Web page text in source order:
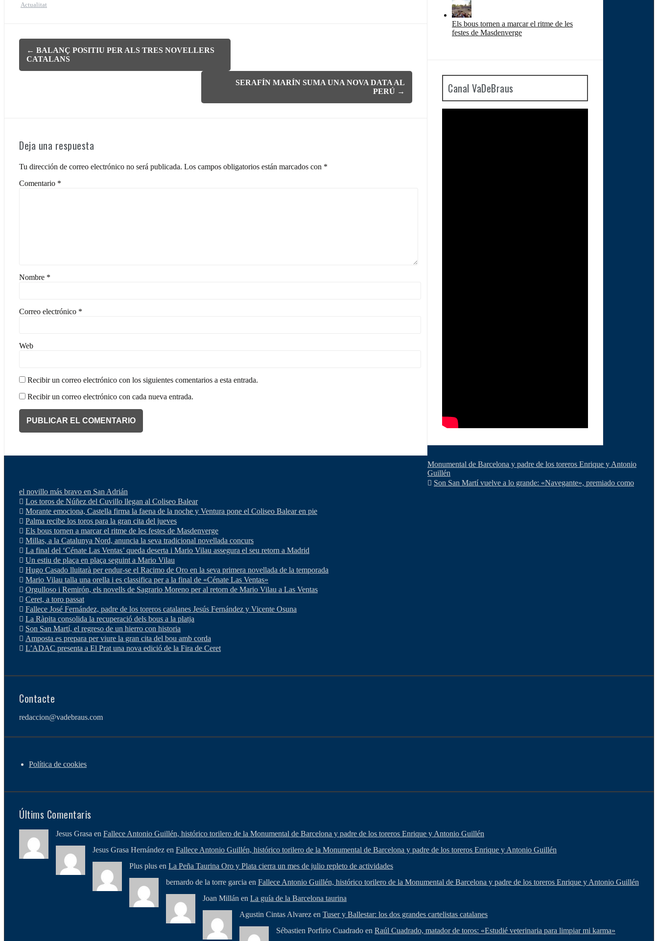
Actualitat
Navegación
de
← BALANÇ POSITIU PER ALS TRES NOVELLERS
CATALANS
SERAFÍN MARÍN SUMA UNA NOVA DATA AL
PERÚ →
Deja una respuesta
Tu dirección de correo electrónico no será publicada. Los campos obligatorios están marcados con *
Comentario *
Nombre *
Correo electrónico *
Web
Recibir un correo electrónico con los siguientes comentarios a esta entrada.
Recibir un correo electrónico con cada nueva entrada.
Els bous tornen a marcar el ritme de les
festes de Masdenverge
Canal VaDeBraus
Monumental de Barcelona y padre de los toreros Enrique y Antonio
Guillén
Son San Martí vuelve a lo grande: «Navegante», premiado como
el novillo más bravo en San Adrián
Los toros de Núñez del Cuvillo llegan al Coliseo Balear
Morante emociona, Castella firma la faena de la noche y Ventura pone el Coliseo Balear en pie
Palma recibe los toros para la gran cita del jueves
Els bous tornen a marcar el ritme de les festes de Masdenverge
Millas, a la Catalunya Nord, anuncia la seva tradicional novellada concurs
La final del ‘Cénate Las Ventas’ queda deserta i Mario Vilau assegura el seu retorn a Madrid
Un estiu de plaça en plaça seguint a Mario Vilau
Hugo Casado lluitarà per endur-se el Racimo de Oro en la seva primera novellada de la temporada
Mario Vilau talla una orella i es classifica per a la final de «Cénate Las Ventas»
Orgulloso i Remirón, els novells de Sagrario Moreno per al retorn de Mario Vilau a Las Ventas
Ceret, a toro passat
Fallece José Fernández, padre de los toreros catalanes Jesús Fernández y Vicente Osuna
La Ràpita consolida la recuperació dels bous a la platja
Son San Martí, el regreso de un hierro con historia
Amposta es prepara per viure la gran cita del bou amb corda
L’ADAC presenta a El Prat una nova edició de la Fira de Ceret
Contacte
redaccion@vadebraus.com
Política de cookies
Últims Comentaris
Jesus Grasa en Fallece Antonio Guillén, histórico torilero de la Monumental de Barcelona y padre de los toreros Enrique y Antonio Guillén
Jesus Grasa Hernández en Fallece Antonio Guillén, histórico torilero de la Monumental de Barcelona y padre de los toreros Enrique y Antonio Guillén
Plus plus en La Peña Taurina Oro y Plata cierra un mes de julio repleto de actividades
bernardo de la torre garcia en Fallece Antonio Guillén, histórico torilero de la Monumental de Barcelona y padre de los toreros Enrique y Antonio Guillén
Joan Millán en La guía de la Barcelona taurina
Agustin Cintas Alvarez en Tuser y Ballestar: los dos grandes cartelistas catalanes
Sébastien Porfirio Cuadrado en Raúl Cuadrado, matador de toros: «Estudié veterinaria para limpiar mi karma»